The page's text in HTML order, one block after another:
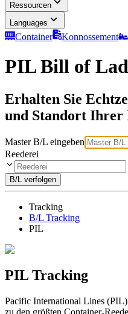
Ressourcen
Languages
Container Konnossement
PIL Bill of
Erhalten Sie
und Standort Ihrer
Master B/L eingeben
Reederei
B/L verfolgen
Tracking
B/L Tracking
PIL
PIL Tracking
Pacific International Lines
zu den größten Container-